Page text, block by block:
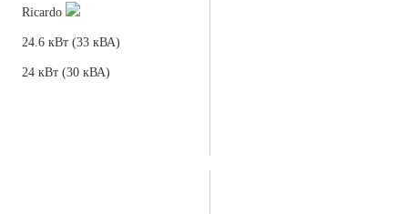
Ricardo
24.6 кВт (33 кВА)
24 кВт (30 кВА)